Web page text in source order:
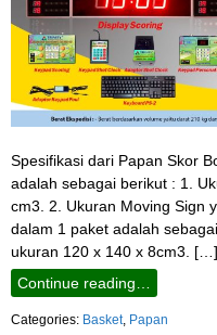
Spesifikasi dari Papan Skor
adalah sebagai berikut : 1.
cm3. 2. Ukuran Moving Sign
dalam 1 paket adalah
ukuran 120 x 140 x 8cm3. […]
Continue reading…
Categories: Basket, Papan